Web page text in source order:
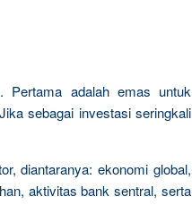
Pertama adalah emas untuk
sebagai investasi seringkali
diantaranya: ekonomi global,
aktivitas bank sentral, serta